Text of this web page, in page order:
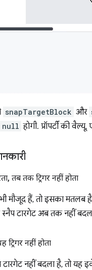
snapTargetBlock और
null होगी. प्रॉपर्टी की
, तब तक ट्रिगर नहीं होता
मौजूद हैं, तो इसका
टारगेट अब तक नहीं
ट्रिगर नहीं होता
नहीं बदला है, तो यह